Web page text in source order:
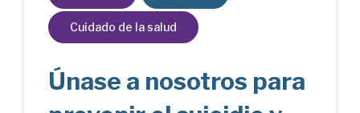
Cuidado de la salud
Únase a nosotros para